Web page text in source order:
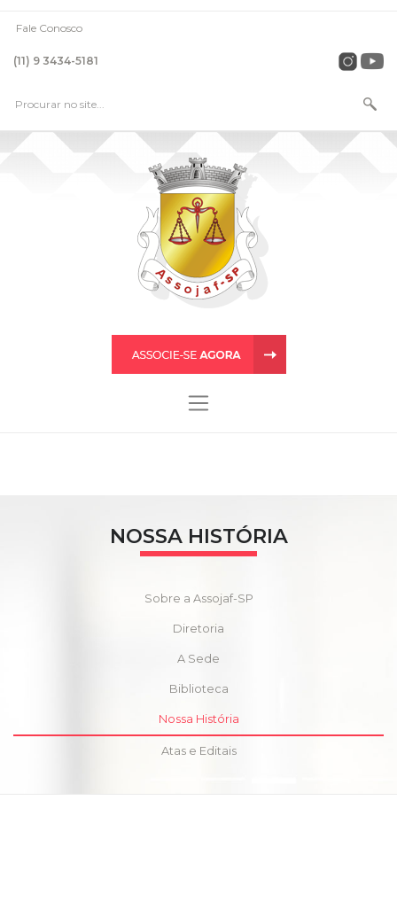
Fale Conosco
(11) 9 3434-5181
NOSSA HISTÓRIA
Sobre a Assojaf-SP
Diretoria
A Sede
Biblioteca
Nossa História
Atas e Editais